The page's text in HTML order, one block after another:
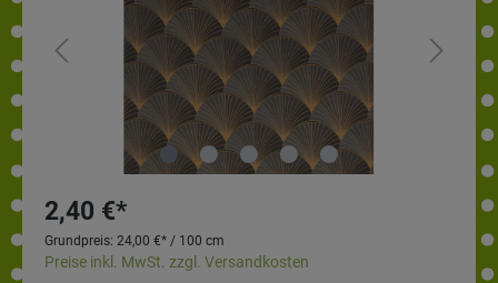
2,40 €*
Grundpreis: 24,00 €* / 100 cm
Preise inkl. MwSt. zzgl. Versandkosten